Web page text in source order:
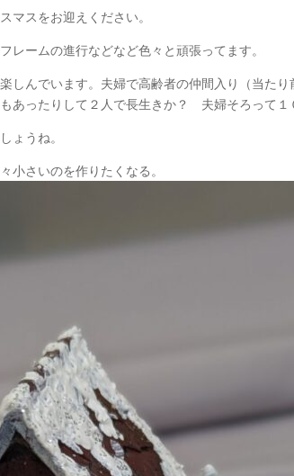
マスをお迎えください。
ームの進行などなど色々と頑張ってます。
しんでいます。夫婦で高齢者の仲間入り（当た
あったりして２人で長生きか？ 夫婦そろって
ょうね。
小さいのを作りたくなる。